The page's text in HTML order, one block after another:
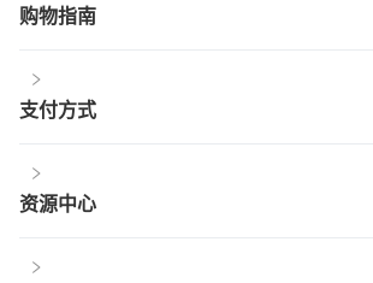
购物指南
支付方式
资源中心